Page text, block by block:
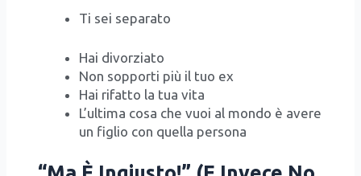
Ti sei sepa­ra­to
Hai divor­zia­to
Non sop­por­ti più il tuo ex
Hai rifat­to la tua vita
L’ul­ti­ma cosa che vuoi al mon­do è ave­re
un figlio con quel­la per­so­na